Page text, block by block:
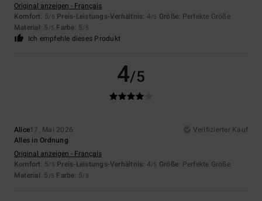
Original anzeigen - Français
Komfort: 5/5 Preis-Leistungs-Verhältnis: 4/5 Größe: Perfekte Größe
Material: 5 /5 Farbe: 5/5
Ich empfehle dieses Produkt
4/5
Alice17. Mai 2026
Verifizierter Kauf
Alles in Ordnung
Original anzeigen - Français
Komfort: 5/5 Preis-Leistungs-Verhältnis: 4/5 Größe: Perfekte Größe
Material: 5 /5 Farbe: 5/5